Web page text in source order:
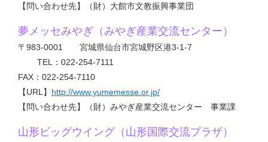
【問い合わせ先】（財）大館市文教振興事業団
夢メッセみやぎ（みやぎ産業交流センター）
〒983-0001 宮城県仙台市宮城野区港3-1-7
TEL：022-254-7111
FAX：022-254-7110
【URL】 http://www.yumemesse.or.jp/
【問い合わせ先】（財）みやぎ産業交流センター 事業課
山形ビッグウイング（山形国際交流プラザ）